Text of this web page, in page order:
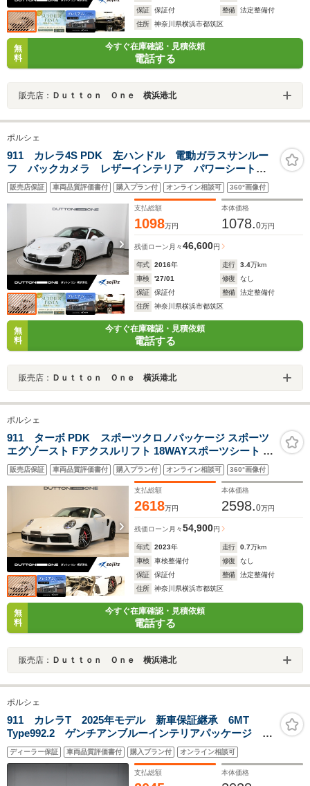
保証
保証付 整備
法定整備付
住所
神奈川県横浜市都筑区
無
料
今すぐ在庫確認・見積依頼
電話する
販売店： Ｄｕｔｔｏｎ Ｏｎｅ 横浜港北
ポルシェ
911 カレラ4S PDK 左ハンドル 電動ガラスサンルー
フ バックカメラ レザーインテリア パワーシート
シートヒーター バックカメラ レッドレザーシート
パワーシート シートヒーター 純正ナビゲーション パド
ルシフト
販売店保証 車両品質評価書付 購入プラン付 オンライン相談可 360°画像付
支払総額
1098万円
本体価格
1078.0万円
残価ローン 月々46,600円
年式 2016年 走行 3.4万km
車検
'27/01 修復
なし
保証
保証付 整備
法定整備付
住所
神奈川県横浜市都筑区
無
料
今すぐ在庫確認・見積依頼
電話する
販売店： Ｄｕｔｔｏｎ Ｏｎｅ 横浜港北
ポルシェ
911 ターボ PDK スポーツクロノパッケージ スポーツ
エグゾースト Fアクスルリフト 18WAYスポーツシート カ
ラハリレザー シートヒーター/ベンチレーション 20/21イ
ンチ911ターボAW カラークレストAWキャップ サラウン
ドビューカメラ
販売店保証 車両品質評価書付 購入プラン付 オンライン相談可 360°画像付
支払総額
2618万円
本体価格
2598.0万円
残価ローン 月々54,900円
年式 2023年 走行 0.7万km
車検
車検整備付 修復
なし
保証
保証付 整備
法定整備付
住所
神奈川県横浜市都筑区
無
料
今すぐ在庫確認・見積依頼
電話する
販売店： Ｄｕｔｔｏｎ Ｏｎｅ 横浜港北
ポルシェ
911 カレラT 2025年モデル 新車保証継承 6MT
Type992.2 ゲンチアンブルーインテリアパッケージ 20
インチプラック塗装ホイール スポーツクロノ
ディーラー保証 車両品質評価書付 購入プラン付 オンライン相談可
支払総額 本体価格